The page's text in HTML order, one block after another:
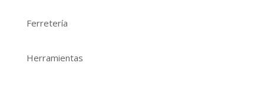
Ferretería
Herramientas